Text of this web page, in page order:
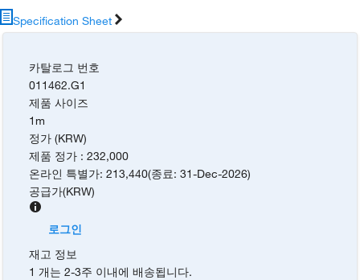
Specification Sheet
카탈로그 번호
011462.G1
제품 사이즈
1m
정가 (KRW)
제품 정가 :232,000
온라인 특별가:213,440(종료:31-Dec-2026)
공급가(KRW)
로그인
재고 정보
1 개는 2-3주 이내에 배송됩니다.